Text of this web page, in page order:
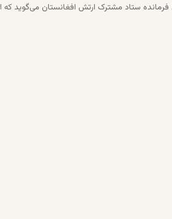
فرمانده ستاد مشترک ارتش افغانستان می‌گوید که